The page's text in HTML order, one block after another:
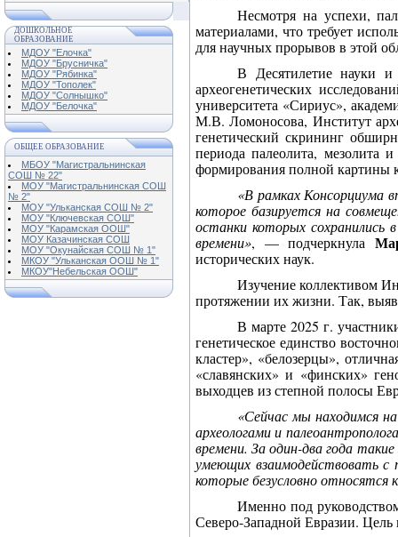
ДОШКОЛЬНОЕ
ОБРАЗОВАНИЕ
МДОУ "Елочка"
МДОУ "Брусничка"
МДОУ "Рябинка"
МДОУ "Тополек"
МДОУ "Солнышко"
МДОУ "Белочка"
ОБЩЕЕ ОБРАЗОВАНИЕ
МБОУ "Магистральнинская
СОШ № 22"
МОУ "Магистральнинская СОШ
№ 2"
МОУ "Ульканская СОШ № 2"
МОУ "Ключевская СОШ"
МОУ "Карамская ООШ"
МОУ Казачинская СОШ
МОУ "Окунайская СОШ № 1"
МКОУ "Ульканская ООШ № 1"
МКОУ"Небельская ООШ"
Несмотря на успехи,
материалами, что требует
для научных прорывов в этой
В Десятилетие науки и
археогенетических
университета «Сириус»,
М.В. Ломоносова, Институт
генетический скрининг
периода палеолита, мезолита
формирования полной картины
«В рамках Консорциума
которое базируется на
останки которых сохранились
времени», —подчеркнула
исторических наук.
Изучение коллективом
протяжении их жизни. Так,
В марте 2025 г.
генетическое единство
кластер», «белозерцы»,
«славянских» и «финских»
выходцев из степной полосы
«Сейчас мы находимся
археологами и
времени. За один-два года
умеющих взаимодействовать с
которые безусловно относятся
Именно под
Северо-Западной Евразии.